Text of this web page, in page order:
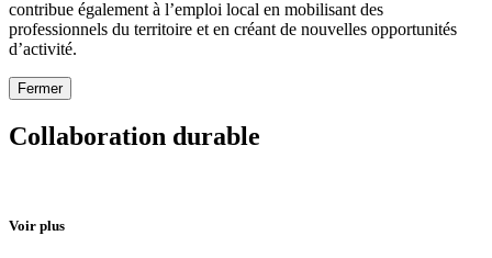
contribue également à l’emploi local en mobilisant des
professionnels du territoire et en créant de nouvelles opportunités
d’activité.
Fermer
Collaboration durable
Voir plus